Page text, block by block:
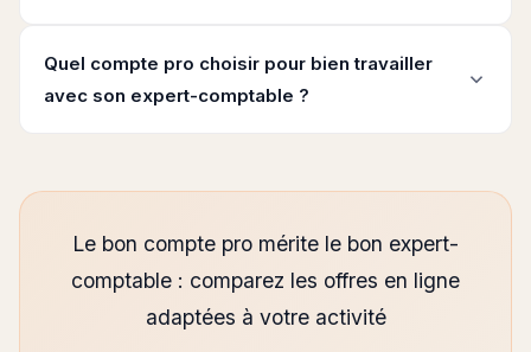
Quel compte pro choisir pour bien travailler
avec son expert-comptable ?
Le bon compte pro mérite le bon expert-
comptable : comparez les offres en ligne
adaptées à votre activité